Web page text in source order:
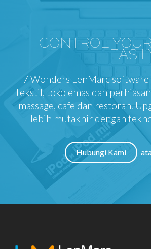
CONTROL
7 Wonders LenMarc
tekstil, toko emas dan
massage, cafe dan restoran.
lebih mutakhir dengan
Hubungi Kami